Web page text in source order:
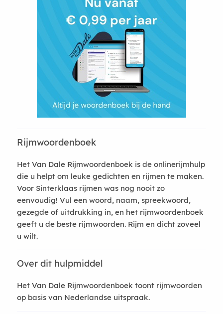
Rijmwoordenboek
Het Van Dale Rijmwoordenboek is de onlinerijmhulp
die u helpt om leuke gedichten en rijmen te maken.
Voor Sinterklaas rijmen was nog nooit zo
eenvoudig! Vul een woord, naam, spreekwoord,
gezegde of uitdrukking in, en het rijmwoordenboek
geeft u de beste rijmwoorden. Rijm en dicht zoveel
u wilt.
Over dit hulpmiddel
Het Van Dale Rijmwoordenboek toont rijmwoorden
op basis van Nederlandse uitspraak.